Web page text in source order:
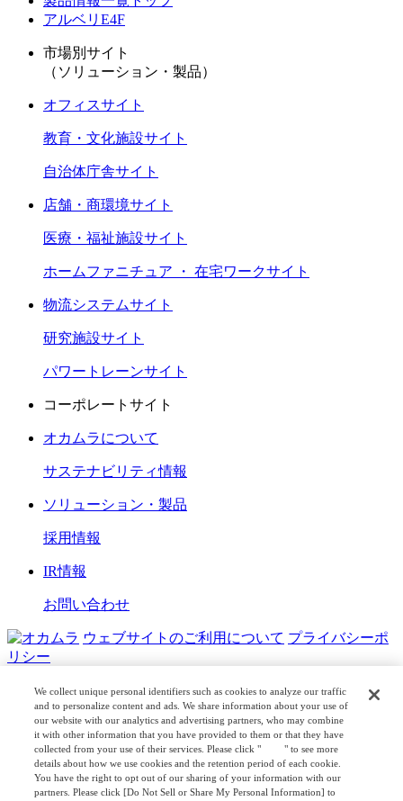
アルベリE4F
市場別サイト
（ソリューション・製品）
オフィスサイト
教育・文化施設サイト
自治体庁舎サイト
店舗・商環境サイト
医療・福祉施設サイト
ホームファニチュア ・ 在宅ワークサイト
物流システムサイト
研究施設サイト
パワートレーンサイト
コーポレートサイト
オカムラについて
サステナビリティ情報
ソリューション・製品
採用情報
IR情報
お問い合わせ
ウェブサイトのご利用について プライバシーポ
リシー
COPYRIGHT © OKAMURA CORPORATION. ALL RIGHTS
RESERVED.
日本公式 企業広報
We collect unique personal identifiers such as cookies to analyze our traffic
and to personalize content and ads. We share information about your use of
our website with our analytics and advertising partners, who may combine
it with other information that you have provided to them or that they have
collected from your use of their services. Please click "
here" to see more
details about how we use cookies and the retention period of each cookie.
You have the right to opt out of our sharing of your information with our
partners. Please click [Do Not Sell or Share My Personal Information] to